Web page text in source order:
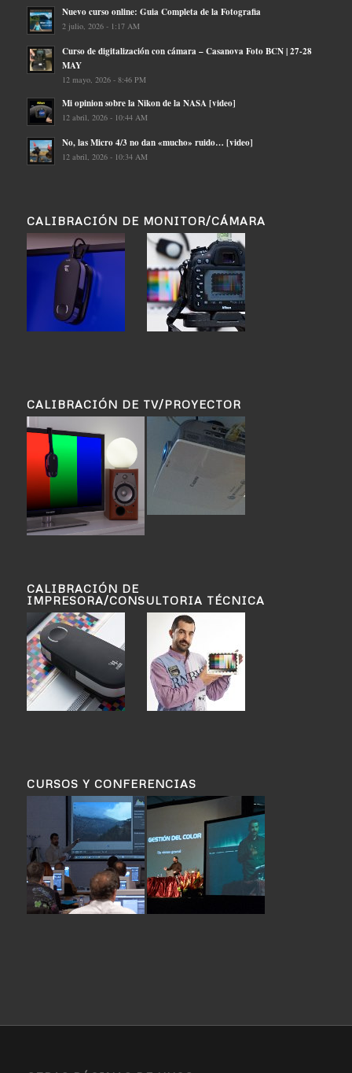
Nuevo curso online: Guia Completa de la Fotografia
2 julio, 2026 - 1:17 AM
Curso de digitalización con cámara – Casanova Foto BCN | 27-28
MAY
12 mayo, 2026 - 8:46 PM
Mi opinion sobre la Nikon de la NASA [video]
12 abril, 2026 - 10:44 AM
No, las Micro 4/3 no dan «mucho» ruido… [video]
12 abril, 2026 - 10:34 AM
CALIBRACIÓN DE MONITOR/CÁMARA
CALIBRACIÓN DE TV/PROYECTOR
CALIBRACIÓN DE
IMPRESORA/CONSULTORIA TÉCNICA
CURSOS Y CONFERENCIAS